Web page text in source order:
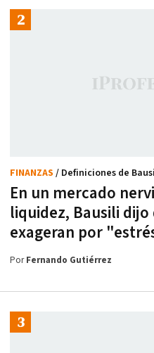
En un mercado
liquidez, Bausili dijo
exageran por
FINANZAS / Definiciones de
PorFernando Gutiérrez